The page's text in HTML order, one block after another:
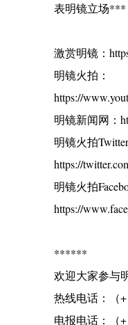
表明镜立场***
激赏明镜：
明镜火拍：
https://
明镜新闻网：
明镜火拍Twitter
https://
明镜火拍
https://
******
欢迎大家参与
热线电话：（
电报电话：（